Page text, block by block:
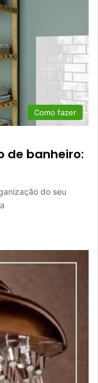
Como fazer
de banheiro:
do seu